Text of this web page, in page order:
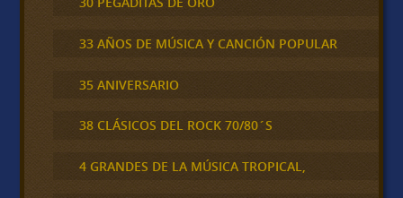
33 AÑOS DE MÚSICA Y CANCIÓN POPULAR
35 ANIVERSARIO
38 CLÁSICOS DEL ROCK 70/80´S
4 GRANDES DE LA MÚSICA TROPICAL,